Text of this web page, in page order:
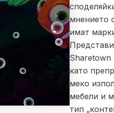
мнението
имат
Sharetown
като
меко
мебели и
тип